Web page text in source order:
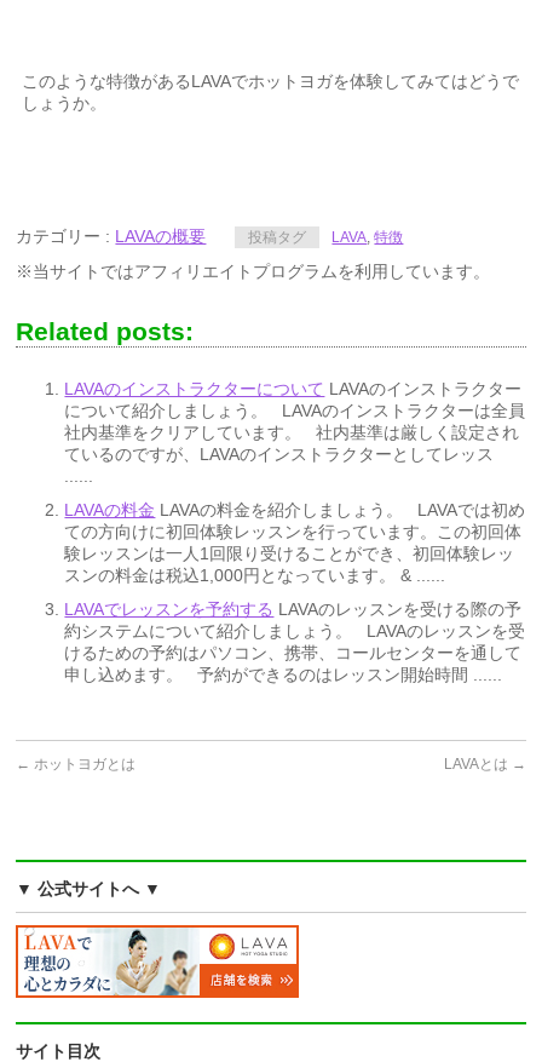
このような特徴があるLAVAでホットヨガを体験してみてはどうで
しょうか。
カテゴリー : LAVAの概要 投稿タグ LAVA,特徴
※当サイトではアフィリエイトプログラムを利用しています。
Related posts:
LAVAのインストラクターについて LAVAのインストラクター
について紹介しましょう。 LAVAのインストラクターは全員
社内基準をクリアしています。 社内基準は厳しく設定され
ているのですが、LAVAのインストラクターとしてレッス
LAVAの料金 LAVAの料金を紹介しましょう。 LAVAでは初め
ての方向けに初回体験レッスンを行っています。この初回体
験レッスンは一人1回限り受けることができ、初回体験レッ
スンの料金は税込1,000円となっています。 & ......
LAVAでレッスンを予約する LAVAのレッスンを受ける際の予
約システムについて紹介しましょう。 LAVAのレッスンを受
けるための予約はパソコン、携帯、コールセンターを通して
申し込めます。 予約ができるのはレッスン開始時間 ......
← ホットヨガとは LAVAとは →
▼ 公式サイトへ ▼
サイト目次